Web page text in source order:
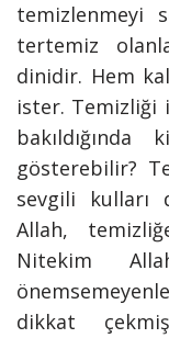
temizlenmeyi
tertemiz
dinidir. Hem
ister. Temizliği
gösterebilir?
sevgili kulları
Allah,
Nitekim
dikkat